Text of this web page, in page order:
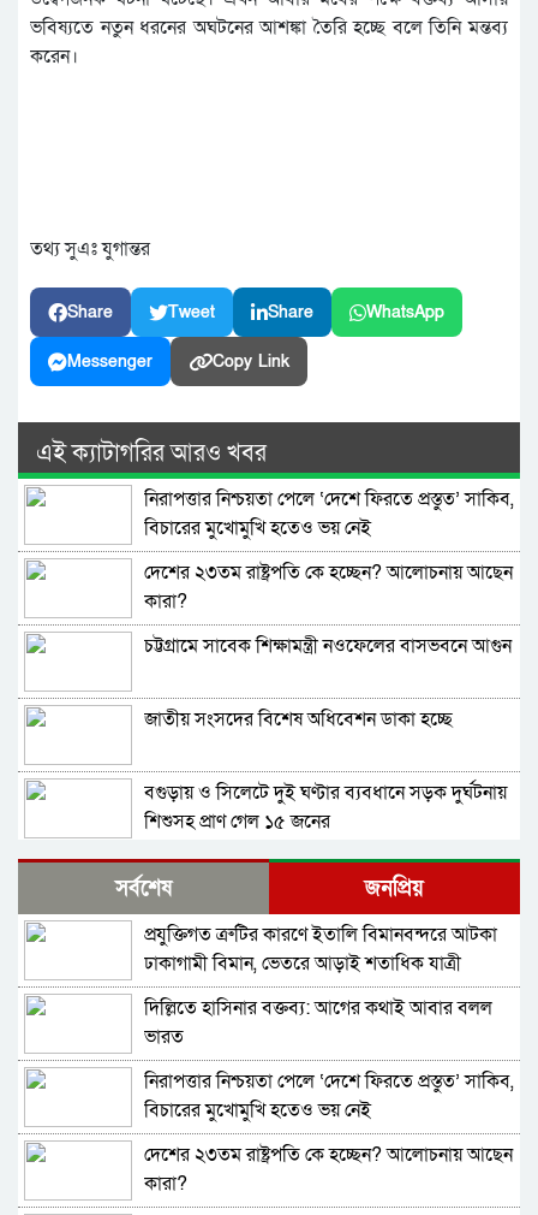
ভবিষ্যতে নতুন ধরনের অঘটনের আশঙ্কা তৈরি হচ্ছে বলে তিনি মন্তব্য
করেন।
তথ্য সুএঃ যুগান্তর
Share Tweet Share WhatsApp
Messenger Copy Link
এই ক্যাটাগরির আরও খবর
নিরাপত্তার নিশ্চয়তা পেলে ‘দেশে ফিরতে প্রস্তুত’ সাকিব,
বিচারের মুখোমুখি হতেও ভয় নেই
দেশের ২৩তম রাষ্ট্রপতি কে হচ্ছেন? আলোচনায় আছেন
কারা?
চট্টগ্রামে সাবেক শিক্ষামন্ত্রী নওফেলের বাসভবনে আগুন
জাতীয় সংসদের বিশেষ অধিবেশন ডাকা হচ্ছে
বগুড়ায় ও সিলেটে দুই ঘণ্টার ব্যবধানে সড়ক দুর্ঘটনায়
শিশুসহ প্রাণ গেল ১৫ জনের
ঢাকায় বাসভবনে অগ্নিকাণ্ড, স্ত্রীসহ হাসপাতালে ভর্তি
পাকিস্তান হাইকমিশনার
বিমানবন্দরে ভিআইপি-সিআইপিসহ সবাইকে তল্লাশির
নির্দেশ
বিটিভির মহাপরিচালক হলেন কাজী জেসিন
র‍্যাব বিলুপ্ত করে আনা হচ্ছে নতুন বাহিনী
ভারত সফরের সিদ্ধান্ত প্রধানমন্ত্রী নেবেন: পররাষ্ট্র
প্রতিমন্ত্রী
সর্বশেষ জনপ্রিয়
প্রযুক্তিগত ত্রুটির কারণে ইতালি বিমানবন্দরে আটকা
ঢাকাগামী বিমান, ভেতরে আড়াই শতাধিক যাত্রী
দিল্লিতে হাসিনার বক্তব্য: আগের কথাই আবার বলল
ভারত
নিরাপত্তার নিশ্চয়তা পেলে ‘দেশে ফিরতে প্রস্তুত’ সাকিব,
বিচারের মুখোমুখি হতেও ভয় নেই
দেশের ২৩তম রাষ্ট্রপতি কে হচ্ছেন? আলোচনায় আছেন
কারা?